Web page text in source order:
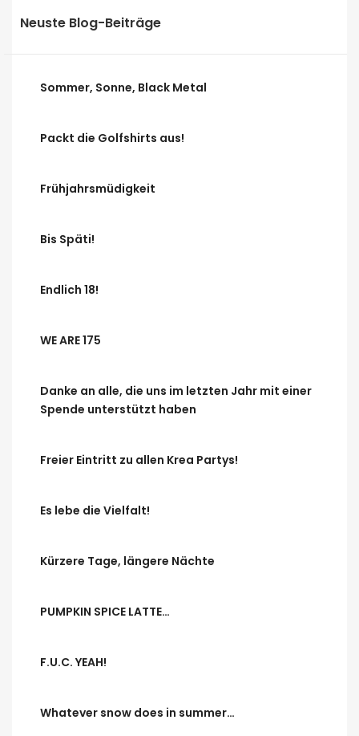
Neuste Blog-Beiträge
Sommer, Sonne, Black Metal
Packt die Golfshirts aus!
Frühjahrsmüdigkeit
Bis Späti!
Endlich 18!
WE ARE 175
Danke an alle, die uns im letzten Jahr mit einer
Spende unterstützt haben
Freier Eintritt zu allen Krea Partys!
Es lebe die Vielfalt!
Kürzere Tage, längere Nächte
PUMPKIN SPICE LATTE…
F.U.C. YEAH!
Whatever snow does in summer…